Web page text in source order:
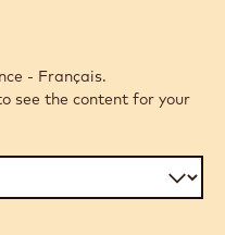
- Français.
see the content for your